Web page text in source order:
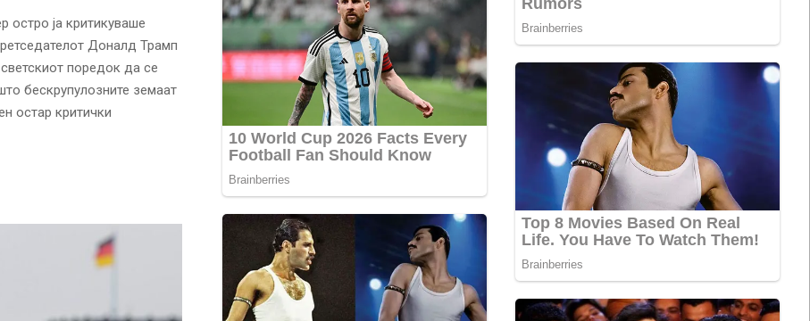
остро ја критикуваше
Доналд Трамп
поредок да се
бескрупулозните земаат
остар критички